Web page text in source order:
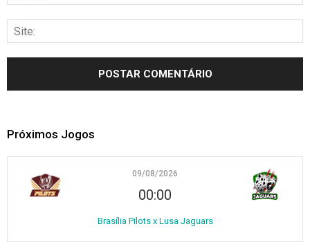
Próximos Jogos
09/08/2026
00:00
Brasília Pilots x Lusa Jaguars